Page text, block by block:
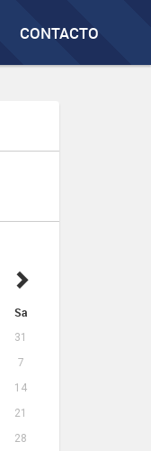
CONTACTO
Sa
31
7
14
21
28